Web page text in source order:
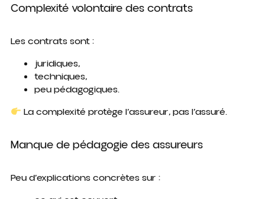
Complexité volontaire des contrats
Les contrats sont :
juridiques,
techniques,
peu pédagogiques.
La complexité protège l’assureur, pas l’assuré.
Manque de pédagogie des assureurs
Peu d’explications concrètes sur :